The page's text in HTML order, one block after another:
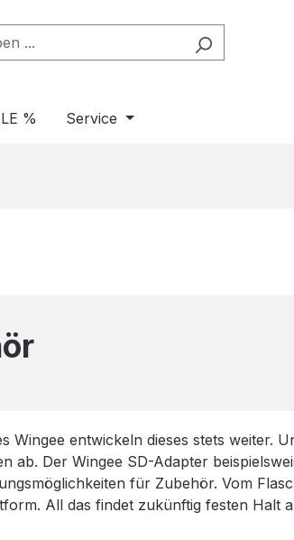
% Service
Wingee entwickeln dieses stets weiter.
ab. Der Wingee SD-Adapter
für Zubehör. Vom
All das findet zukünftig festen Halt